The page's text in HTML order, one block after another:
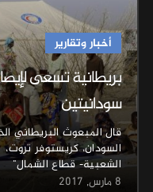
أخبار وتقارير
سودانيتين
قال المبعوث البريطاني
السودان، كريستوفر
الشعبية- قطاع الشمال"
8 مارس, 2017